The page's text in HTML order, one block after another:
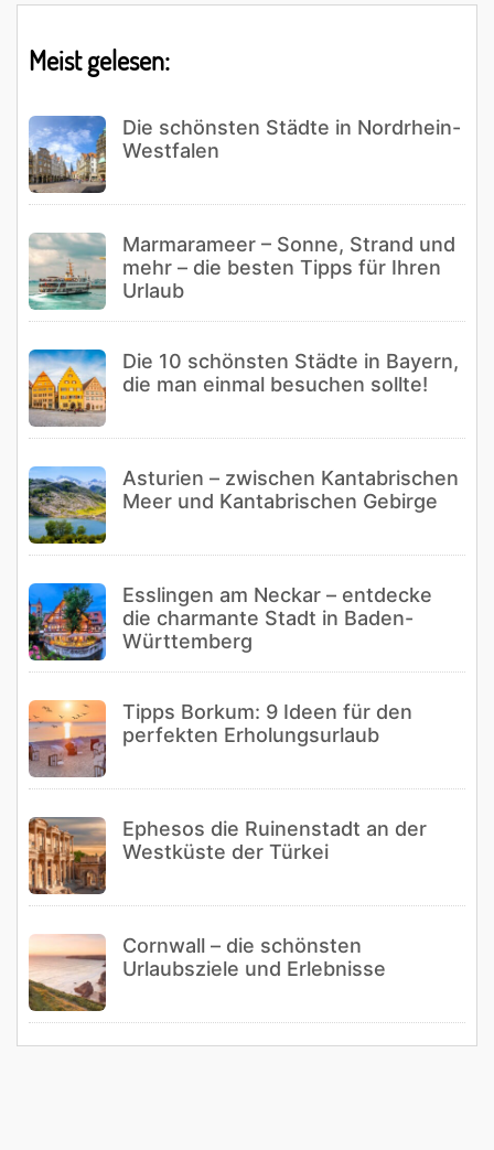
Meist gelesen:
Die schönsten Städte in Nordrhein-
Westfalen
Marmarameer – Sonne, Strand und
mehr – die besten Tipps für Ihren
Urlaub
Die 10 schönsten Städte in Bayern,
die man einmal besuchen sollte!
Asturien – zwischen Kantabrischen
Meer und Kantabrischen Gebirge
Esslingen am Neckar – entdecke
die charmante Stadt in Baden-
Württemberg
Tipps Borkum: 9 Ideen für den
perfekten Erholungsurlaub
Ephesos die Ruinenstadt an der
Westküste der Türkei
Cornwall – die schönsten
Urlaubsziele und Erlebnisse